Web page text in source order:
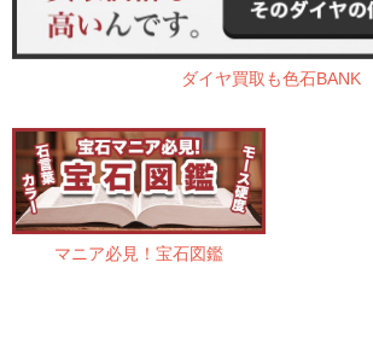
ダイヤ買取も色石BANK
マニア必見！宝石図鑑